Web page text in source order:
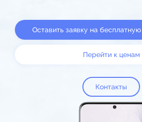
Оставить заявку на
Перейти к ценам
Контакты